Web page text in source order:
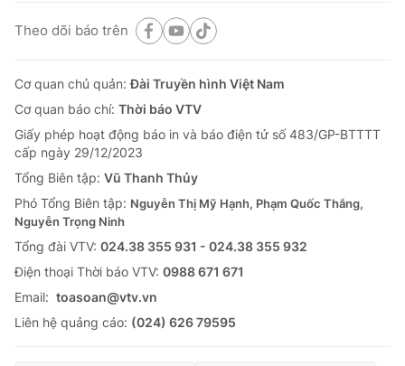
Theo dõi báo trên
Cơ quan chủ quản:Đài Truyền hình Việt Nam
Cơ quan báo chí: Thời báo VTV
Giấy phép hoạt động báo in và báo điện tử số 483/GP-BTTTT
cấp ngày 29/12/2023
Tổng Biên tập: Vũ Thanh Thủy
Phó Tổng Biên tập: Nguyễn Thị Mỹ Hạnh, Phạm Quốc Thắng,
Nguyễn Trọng Ninh
Tổng đài VTV: 024.38 355 931 - 024.38 355 932
Ðiện thoại Thời báo VTV: 0988 671 671
Email: toasoan@vtv.vn
Liên hệ quảng cáo: (024) 626 79595